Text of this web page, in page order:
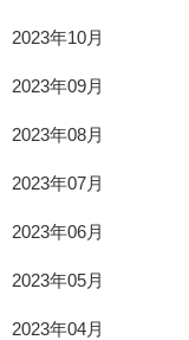
2023年10月
2023年09月
2023年08月
2023年07月
2023年06月
2023年05月
2023年04月